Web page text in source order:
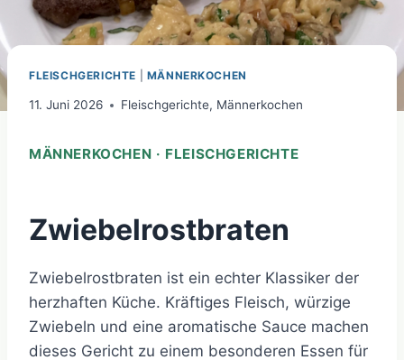
FLEISCHGERICHTE MÄNNERKOCHEN
11. Juni 2026 Fleischgerichte, Männerkochen
MÄNNERKOCHEN · FLEISCHGERICHTE
Zwiebelrostbraten
Zwiebelrostbraten ist ein echter Klassiker der
herzhaften Küche. Kräftiges Fleisch, würzige
Zwiebeln und eine aromatische Sauce machen
dieses Gericht zu einem besonderen Essen für